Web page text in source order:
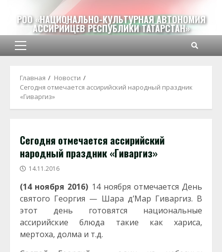
содержимому
РОО «НАЦИОНАЛЬНО-КУЛЬТУРНАЯ АВТОНОМИЯ
АССИРИЙЦЕВ РЕСПУБЛИКИ ТАТАРСТАН»
Основное
Главная
Новости
Сегодня отмечается ассирийский народный праздник
«Гиваргиз»
Сегодня отмечается ассирийский
народный праздник «Гиваргиз»
14.11.2016
(14 ноября 2016) 14 ноября отмечается День
святого Георгия — Шара д’Мар Гиваргиз. В
этот день готовятся национальные
ассирийские блюда такие как хариса,
мертоха, долма и т.д.